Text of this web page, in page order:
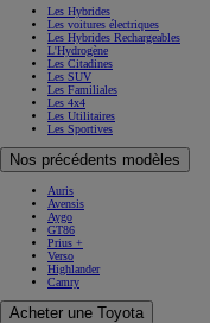
Les Hybrides
Les voitures électriques
Les Hybrides Rechargeables
L'Hydrogène
Les Citadines
Les SUV
Les Familiales
Les 4x4
Les Utilitaires
Les Sportives
Nos précédents modèles
Auris
Avensis
Aygo
GT86
Prius +
Verso
Highlander
Camry
Acheter une Toyota